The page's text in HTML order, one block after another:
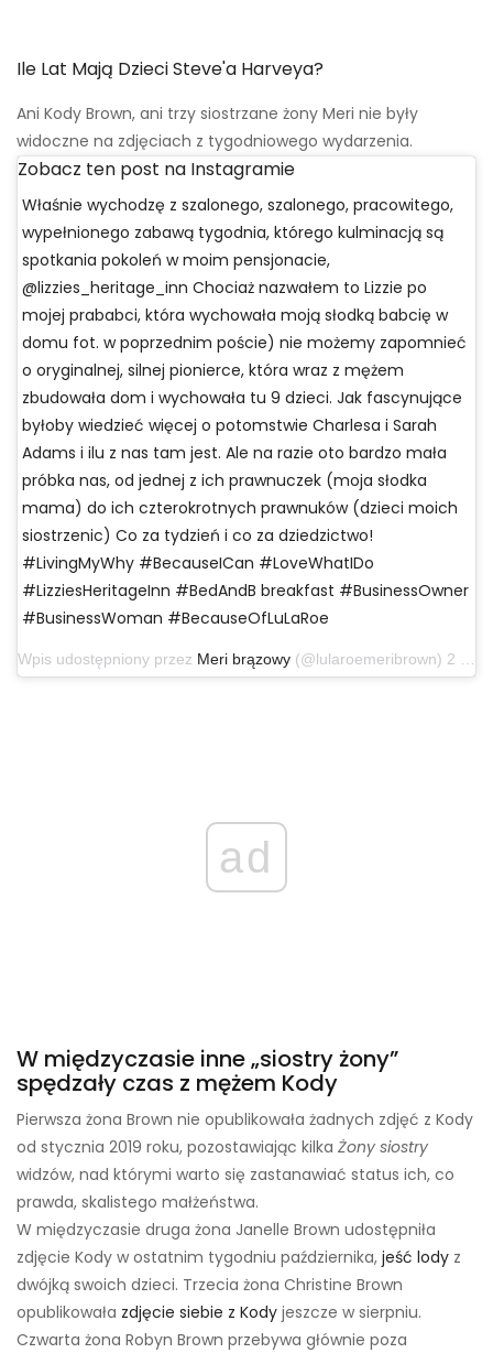
Ile Lat Mają Dzieci Steve'a Harveya?
Ani Kody Brown, ani trzy siostrzane żony Meri nie były
widoczne na zdjęciach z tygodniowego wydarzenia.
Zobacz ten post na Instagramie
Właśnie wychodzę z szalonego, szalonego, pracowitego,
wypełnionego zabawą tygodnia, którego kulminacją są
spotkania pokoleń w moim pensjonacie,
@lizzies_heritage_inn Chociaż nazwałem to Lizzie po
mojej prababci, która wychowała moją słodką babcię w
domu fot. w poprzednim poście) nie możemy zapomnieć
o oryginalnej, silnej pionierce, która wraz z mężem
zbudowała dom i wychowała tu 9 dzieci. Jak fascynujące
byłoby wiedzieć więcej o potomstwie Charlesa i Sarah
Adams i ilu z nas tam jest. Ale na razie oto bardzo mała
próbka nas, od jednej z ich prawnuczek (moja słodka
mama) do ich czterokrotnych prawnuków (dzieci moich
siostrzenic) Co za tydzień i co za dziedzictwo!
#LivingMyWhy #BecauseICan #LoveWhatIDo
#LizziesHeritageInn #BedAndB breakfast #BusinessOwner
#BusinessWoman #BecauseOfLuLaRoe
Wpis udostępniony przez Meri brązowy (@lularoemeribrown) 2 listopada 2019 o 23:05 czasu PDT
ad
W międzyczasie inne „siostry żony”
spędzały czas z mężem Kody
Pierwsza żona Brown nie opublikowała żadnych zdjęć z Kody
od stycznia 2019 roku, pozostawiając kilka Żony siostry
widzów, nad którymi warto się zastanawiać status ich, co
prawda, skalistego małżeństwa.
W międzyczasie druga żona Janelle Brown udostępniła
zdjęcie Kody w ostatnim tygodniu października, jeść lody z
dwójką swoich dzieci. Trzecia żona Christine Brown
opublikowała zdjęcie siebie z Kody jeszcze w sierpniu.
Czwarta żona Robyn Brown przebywa głównie poza